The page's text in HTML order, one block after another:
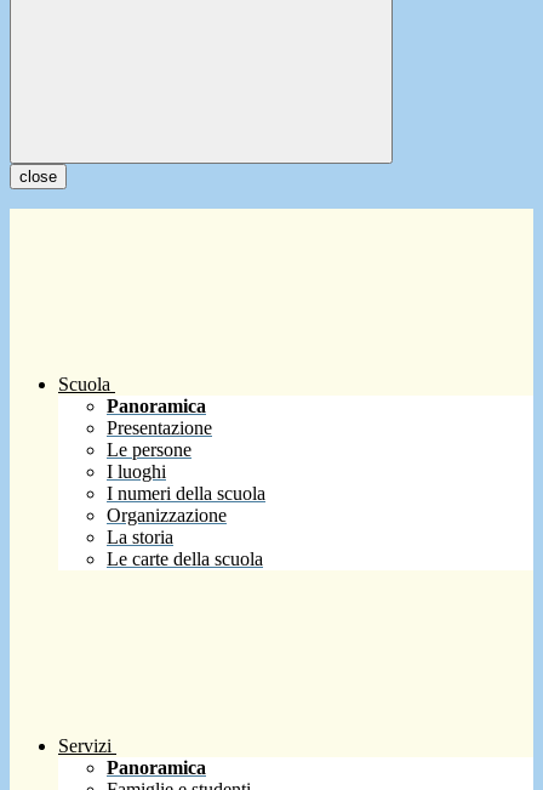
close
Scuola
Panoramica
Presentazione
Le persone
I luoghi
I numeri della scuola
Organizzazione
La storia
Le carte della scuola
Servizi
Panoramica